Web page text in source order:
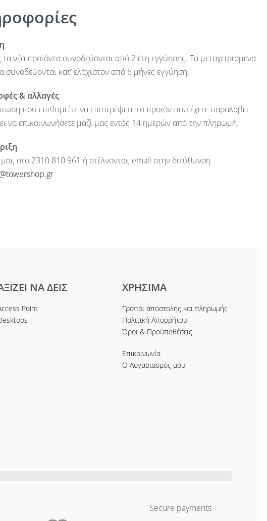
νέα προϊόντα συνοδεύονται από 2 έτη εγγύησης. Τα μεταχειρισμένα
συνοδεύονται κατ’ ελάχιστον από 6 μήνες εγγύηση.
& αλλαγές
που επιθυμείτε να επιστρέψετε το προϊόν που έχετε παραλάβει
να επικοινωνήσετε μαζί μας εντός 14 ημερών από την πληρωμή.
μας στο 2310 810 961 ή στέλνοντας email στην διεύθυνση
ΝΑ ΔΕΙΣ
Point
ΧΡΗΣΙΜΑ
Τρόποι αποστολής και πληρωμής
Πολιτική Απορρήτου
Όροι & Προϋποθέσεις
Επικοινωνία
Ο Λογαριασμός μου
Secure payments